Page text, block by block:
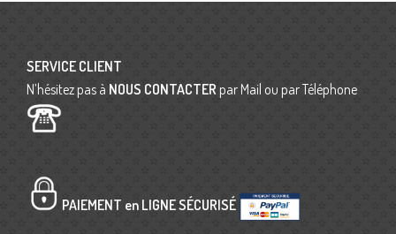
SERVICE CLIENT
N’hésitez pas à NOUS CONTACTER par Mail ou par Téléphone
PAIEMENT en LIGNE SÉCURISÉ